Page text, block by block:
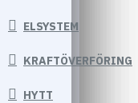
ELSYSTEM
KRAFTÖVERFÖRING
HYTT